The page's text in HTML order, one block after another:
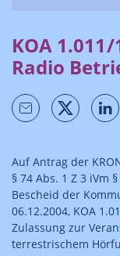
KOA 1.011/
Radio
Auf Antrag der
§ 74 Abs. 1 Z 3 iVm
Bescheid der
06.12.2004, KOA
Zulassung zur
terrestrischem